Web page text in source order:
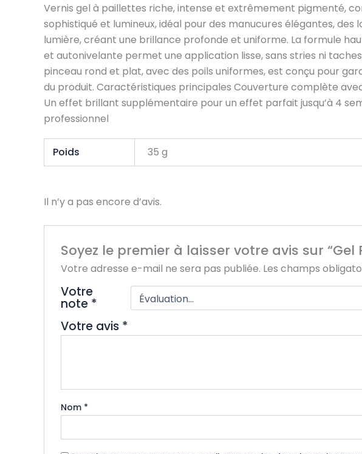
Vernis gel à paillettes riche, intense et extrêmement pigmenté,
sophistiqué et lumineux, idéal pour des manucures élégantes,
lumière, créant une brillance profonde et uniforme. La formule
et autonivelante permet une application lisse, sans stries ni
pinceau rond et plat, avec des poils uniformes, est conçu pour
du produit. Caractéristiques principales Couverture complète
Un effet brillant supplémentaire pour un effet parfait jusqu’à 4
professionnel
Poids 35 g
Il n’y a pas encore d’avis.
Soyez le premier à laisser votre avis sur “Gel
Votre adresse e-mail ne sera pas publiée. Les champs
Votre
note *
Votre avis *
Nom *